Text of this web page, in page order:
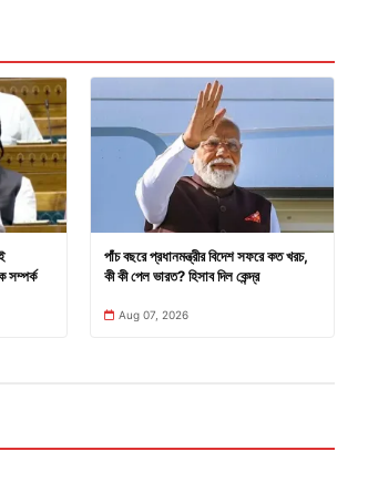
সম্পর্ক
পাঁচ বছরে প্রধানমন্ত্রীর বিদেশ সফরে কত খরচ,
কী কী পেল ভারত? হিসাব দিল কেন্দ্র
Aug 07, 2026